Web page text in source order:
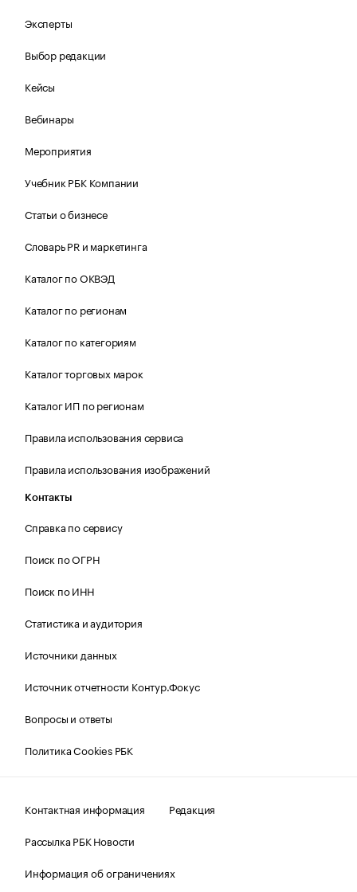
Эксперты
Выбор редакции
Кейсы
Вебинары
Мероприятия
Учебник РБК Компании
Статьи о бизнесе
Словарь PR и маркетинга
Каталог по ОКВЭД
Каталог по регионам
Каталог по категориям
Каталог торговых марок
Каталог ИП по регионам
Правила использования сервиса
Правила использования изображений
Контакты
Справка по сервису
Поиск по ОГРН
Поиск по ИНН
Статистика и аудитория
Источники данных
Источник отчетности Контур.Фокус
Вопросы и ответы
Политика Cookies РБК
Контактная информация
Редакция
Рассылка РБК Новости
Информация об ограничениях